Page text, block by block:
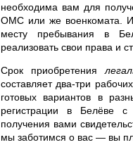
необходима вам для
ОМС или же военкомата.
месту пребывания в
реализовать свои права и
Срок приобретения
составляет два-три
готовых вариантов в
регистрации в Белёве
получения вами
мы заботимся о вас — вы